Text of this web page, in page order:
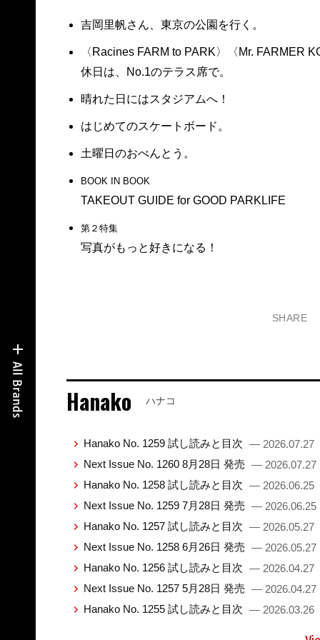
吉岡里帆さん、東京の公園を行く。
〈Racines FARM to PARK〉〈Mr. FARMER
休日は、No.1のテラス席で。
晴れた日にはスタジアムへ！
はじめてのスケートボード。
土曜日のおべんとう。
BOOK IN BOOK
TAKEOUT GUIDE for GOOD PARKLIFE
第２特集
写真がもっと好きになる！
SHARE
Hanako ハナコ
Hanako No. 1259 試し読みと目次 — 2026.07.27
Next Issue No. 1260 8月28日 発売 — 2026.07.27
Hanako No. 1258 試し読みと目次 — 2026.06.25
Next Issue No. 1259 7月28日 発売 — 2026.06.25
Hanako No. 1257 試し読みと目次 — 2026.05.27
Next Issue No. 1258 6月26日 発売 — 2026.05.27
Hanako No. 1256 試し読みと目次 — 2026.04.27
Next Issue No. 1257 5月28日 発売 — 2026.04.27
Hanako No. 1255 試し読みと目次 — 2026.03.26